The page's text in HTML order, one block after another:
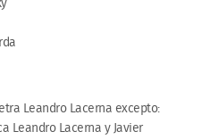
Leandro Lacerna excepto:
Leandro Lacerna y Javier